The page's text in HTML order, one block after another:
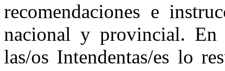
recomendaciones e
nacional y provincial. En
las/os Intendentas/es lo